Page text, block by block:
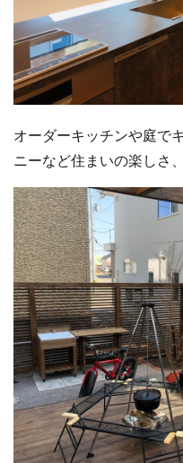
オーダーキッチンや庭で
ニーなど住まいの楽しさ、